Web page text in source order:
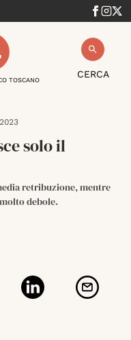
CERCA
TOSCANO
solo il
retribuzione, mentre
debole.